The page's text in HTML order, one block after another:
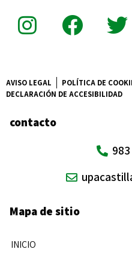
AVISO LEGAL POLÍTICA DE
DECLARACIÓN DE ACCESIBILIDAD
contacto
Mapa de sitio
INICIO